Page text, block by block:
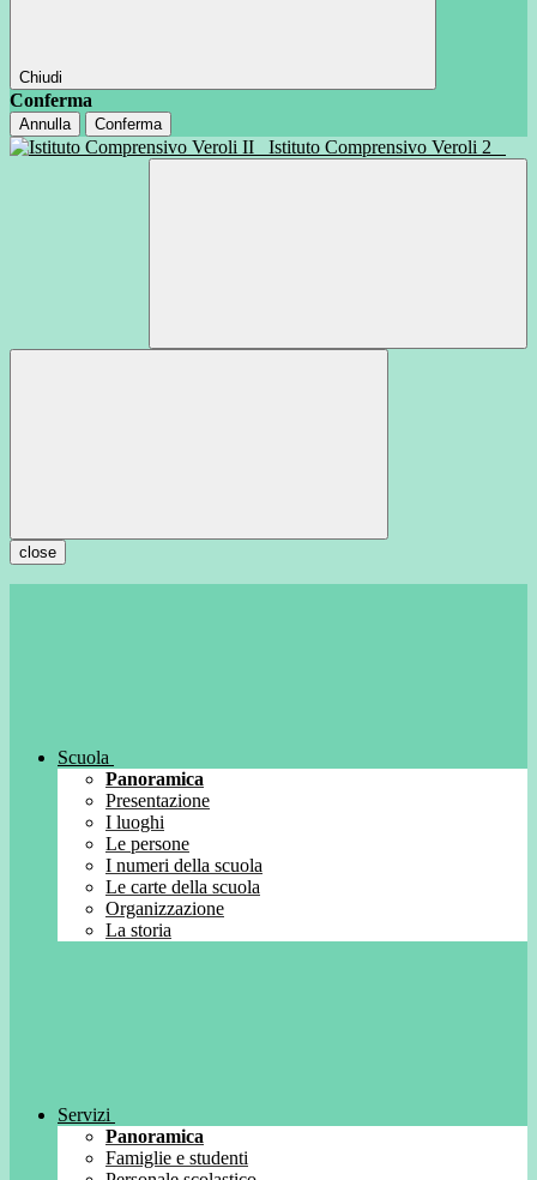
Chiudi
Conferma
Annulla Conferma
Istituto Comprensivo Veroli 2
close
Scuola
Panoramica
Presentazione
I luoghi
Le persone
I numeri della scuola
Le carte della scuola
Organizzazione
La storia
Servizi
Panoramica
Famiglie e studenti